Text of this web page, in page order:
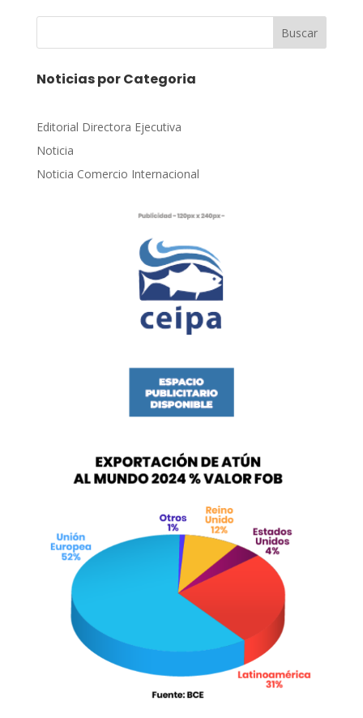
Buscar
Noticias por Categoria
Editorial Directora Ejecutiva
Noticia
Noticia Comercio Internacional